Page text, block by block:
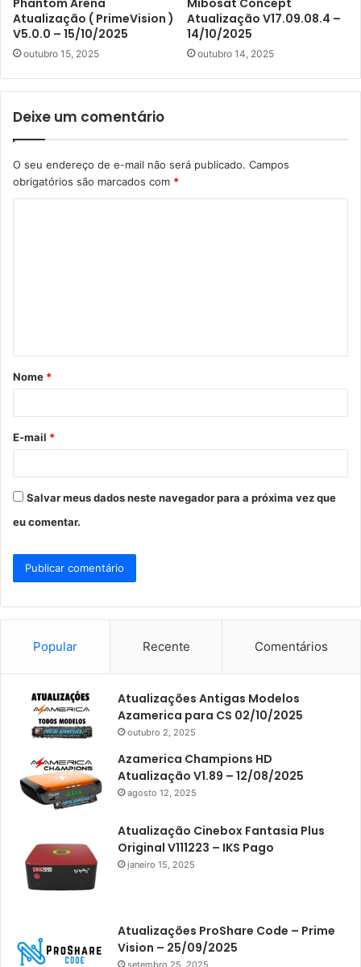
Atualização ( PrimeVision )
V5.0.0 – 15/10/2025
outubro 15, 2025
Mibosat Concept
Atualização V17.09.08.4 –
14/10/2025
outubro 14, 2025
Deixe um comentário
O seu endereço de e-mail não será publicado. Campos
obrigatórios são marcados com *
á
r
*
Nome *
E-mail *
Salvar meus dados neste navegador para a próxima vez que
eu comentar.
Popular Recente Comentários
Atualizações Antigas Modelos
Azamerica para CS 02/10/2025
outubro 2, 2025
Azamerica Champions HD
Atualização V1.89 – 12/08/2025
agosto 12, 2025
Atualização Cinebox Fantasia Plus
Original V111223 – IKS Pago
janeiro 15, 2025
Atualizações ProShare Code – Prime
Vision – 25/09/2025
setembro 25, 2025